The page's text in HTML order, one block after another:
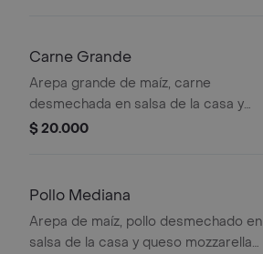
Carne Grande
Arepa grande de maíz, carne
desmechada en salsa de la casa y
queso mozzarella gratinado.
$ 20.000
Pollo Mediana
Arepa de maíz, pollo desmechado en
salsa de la casa y queso mozzarella